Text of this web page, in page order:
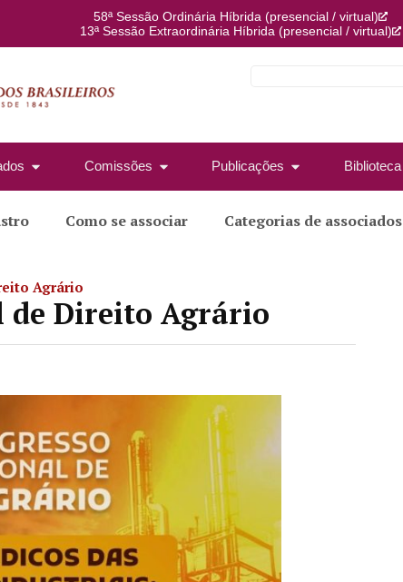
58ª Sessão Ordinária Híbrida (presencial / virtual)
13ª Sessão Extraordinária Híbrida (presencial / virtual)
Comissões Publicações Biblioteca
Como se associar Categorias de associados
Agrário
de Direito Agrário